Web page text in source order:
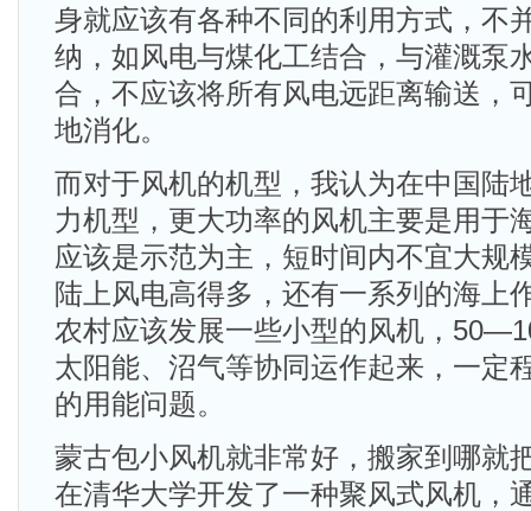
身就应该有各种不同的利用方式，不
纳，如风电与煤化工结合，与灌溉泵
合，不应该将所有风电远距离输送，
地消化。
而对于风机的机型，我认为在中国陆
力机型，更大功率的风机主要是用于
应该是示范为主，短时间内不宜大规
陆上风电高得多，还有一系列的海上
农村应该发展一些小型的风机，
太阳能、沼气等协同运作起来，一定
的用能问题。
蒙古包小风机就非常好，搬家到哪就
在清华大学开发了一种聚风式风机，